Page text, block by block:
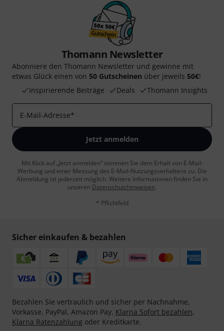
Thomann Newsletter
Abonniere den Thomann Newsletter und gewinne mit
etwas Glück einen von 50 Gutscheinen über jeweils 50€!
Inspirierende Beiträge
Deals Thomann Insights
E-Mail-Adresse*
Jetzt anmelden
Mit Klick auf „Jetzt anmelden“ stimmen Sie dem Erhalt von E-Mail-
Werbung und einer Messung des E-Mail-Nutzungsverhaltens zu. Die
Abmeldung ist jederzeit möglich. Weitere Informationen finden Sie in
unseren Datenschutzhinweisen.
* Pflichtfeld
Sicher einkaufen & bezahlen
Bezahlen Sie vertraulich und sicher per Nachnahme,
Vorkasse, PayPal, Amazon Pay, Klarna Sofort bezahlen,
Klarna Ratenzahlung oder Kreditkarte.